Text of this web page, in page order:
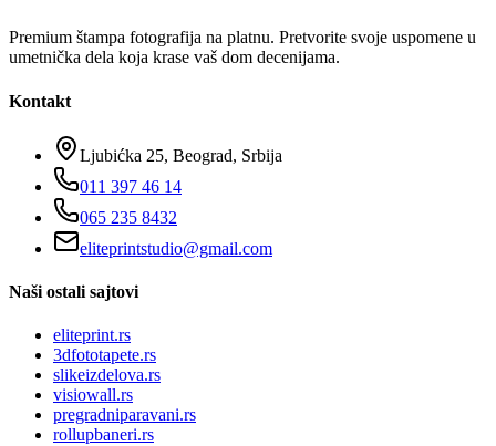
Premium štampa fotografija na platnu. Pretvorite svoje uspomene u
umetnička dela koja krase vaš dom decenijama.
Kontakt
Ljubićka 25, Beograd, Srbija
011 397 46 14
065 235 8432
eliteprintstudio@gmail.com
Naši ostali sajtovi
eliteprint.rs
3dfototapete.rs
slikeizdelova.rs
visiowall.rs
pregradniparavani.rs
rollupbaneri.rs